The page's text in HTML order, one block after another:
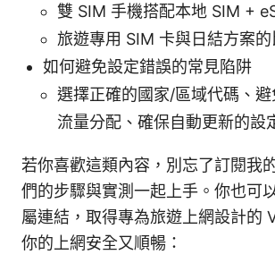
雙 SIM 手機搭配本地 SIM +
旅遊專用 SIM 卡與日結方案
如何避免設定錯誤的常見陷阱
選擇正確的國家/區域代碼、
流量分配、確保自動更新的設
若你喜歡這類內容，別忘了訂閱我
們的步驟與實測一起上手。你也可
屬連結，取得專為旅遊上網設計的
你的上網安全又順暢：